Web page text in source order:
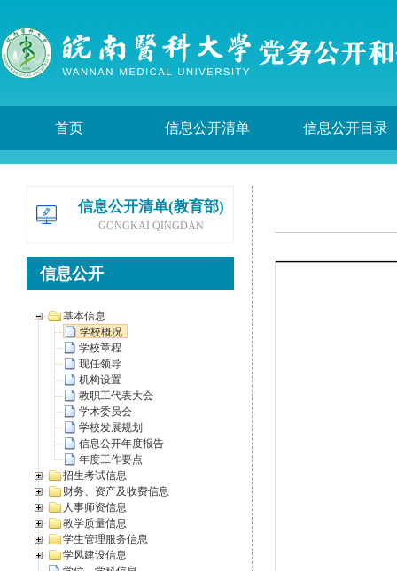
首页 信息公开清单 信息公开目录
信息公开清单(教育部)
GONGKAI QINGDAN
信息公开
基本信息
学校概况
学校章程
现任领导
机构设置
教职工代表大会
学术委员会
学校发展规划
信息公开年度报告
年度工作要点
招生考试信息
财务、资产及收费信息
人事师资信息
教学质量信息
学生管理服务信息
学风建设信息